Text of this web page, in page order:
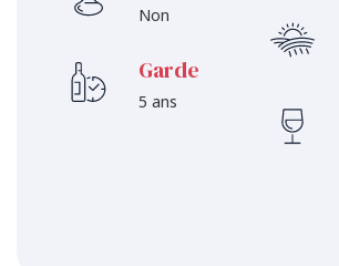
Non
Garde
5 ans